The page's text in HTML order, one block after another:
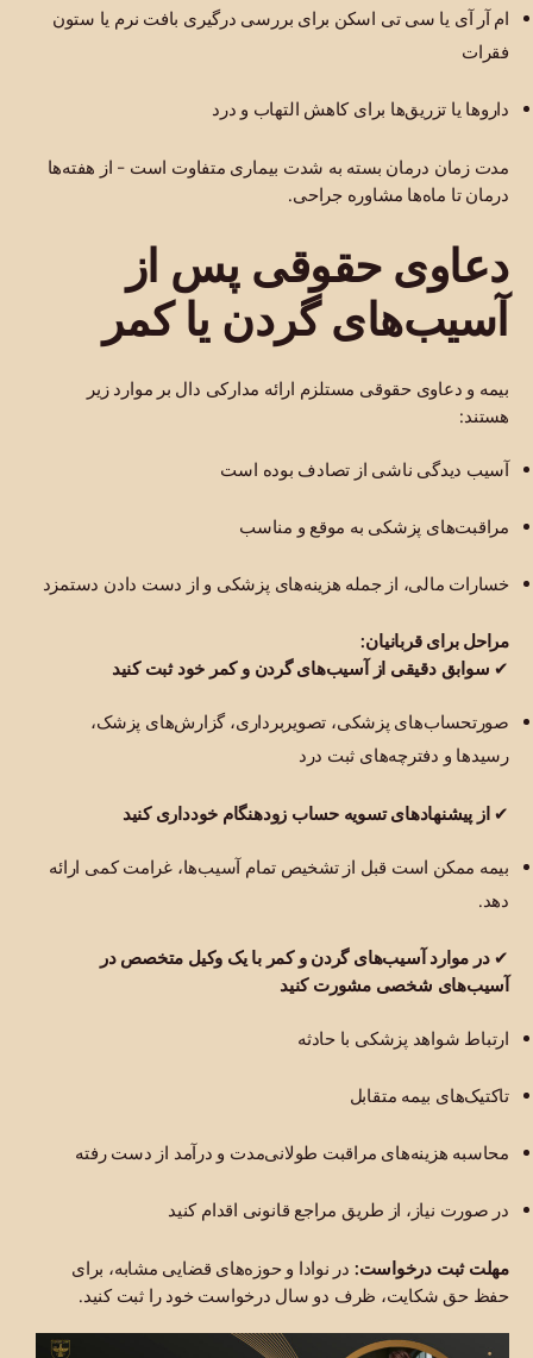
ام آر آی یا سی تی اسکن برای بررسی درگیری بافت نرم یا ستون
فقرات
داروها یا تزریق‌ها برای کاهش التهاب و درد
مدت زمان درمان بسته به شدت بیماری متفاوت است - از هفته‌ها
درمان تا ماه‌ها مشاوره جراحی.
دعاوی حقوقی پس از
آسیب‌های گردن یا کمر
بیمه و دعاوی حقوقی مستلزم ارائه مدارکی دال بر موارد زیر
هستند:
آسیب دیدگی ناشی از تصادف بوده است
مراقبت‌های پزشکی به موقع و مناسب
خسارات مالی، از جمله هزینه‌های پزشکی و از دست دادن دستمزد
مراحل برای قربانیان:
✔ سوابق دقیقی از آسیب‌های گردن و کمر خود ثبت کنید
صورتحساب‌های پزشکی، تصویربرداری، گزارش‌های پزشک،
رسیدها و دفترچه‌های ثبت درد
✔از پیشنهادهای تسویه حساب زودهنگام خودداری کنید
بیمه ممکن است قبل از تشخیص تمام آسیب‌ها، غرامت کمی ارائه
دهد.
✔در موارد آسیب‌های گردن و کمر با یک وکیل متخصص در
آسیب‌های شخصی مشورت کنید
ارتباط شواهد پزشکی با حادثه
تاکتیک‌های بیمه متقابل
محاسبه هزینه‌های مراقبت طولانی‌مدت و درآمد از دست رفته
در صورت نیاز، از طریق مراجع قانونی اقدام کنید
مهلت ثبت درخواست: در نوادا و حوزه‌های قضایی مشابه، برای
حفظ حق شکایت، ظرف دو سال درخواست خود را ثبت کنید.